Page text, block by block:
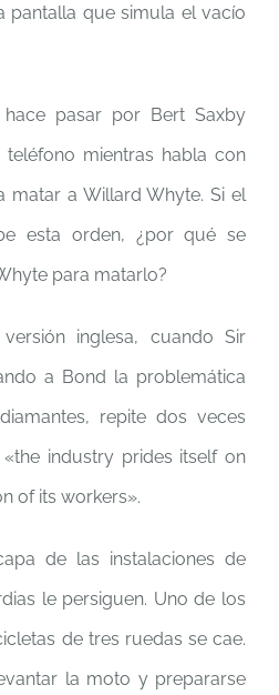
pantalla que simula el vacío
pasar por Bert Saxby
mientras habla con
matar a Willard Whyte. Si el
esta orden, ¿por qué se
para matarlo?
inglesa, cuando Sir
a Bond la problemática
repite dos veces
industry prides itself on
of its workers».
de las instalaciones de
le persiguen. Uno de los
de tres ruedas se cae.
la moto y prepararse